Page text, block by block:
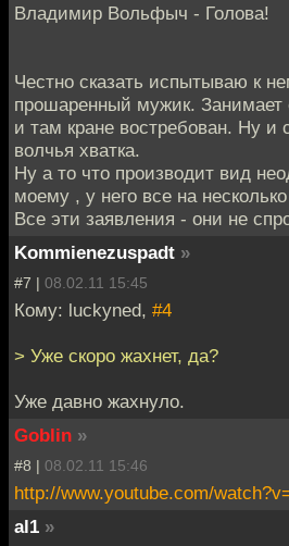
Владимир Вольфыч - Голова!
Честно сказать испытываю к
прошаренный мужик.
и там кране востребован. Ну и
волчья хватка.
Ну а то что производит вид
моему , у него все на
Все эти заявления - они не
Kommienezuspadt »
#7 | 08.02.11 15:45
Кому: luckyned, #4
> Уже скоро жахнет, да?
Уже давно жахнуло.
Goblin »
#8 | 08.02.11 15:46
http://www.youtube.com/
al1 »